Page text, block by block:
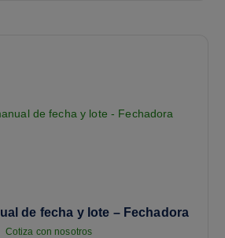
de fecha y lote – Fechadora
Cotiza con nosotros